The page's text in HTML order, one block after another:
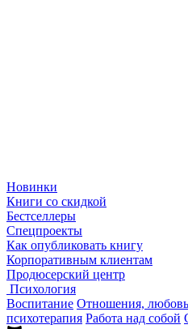
Новинки
Книги со скидкой
Бестселлеры
Спецпроекты
Как опубликовать книгу
Корпоративным клиентам
Продюсерский центр
Психология
Воспитание Отношения,
психотерапия Работа над собой